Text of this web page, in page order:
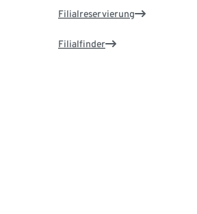
Filialreservierung
Filialfinder